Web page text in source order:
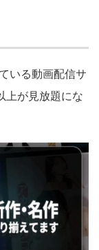
いる動画配信サ
上が見放題にな